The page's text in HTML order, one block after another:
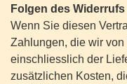
Folgen des Widerrufs
Wenn Sie diesen
Zahlungen, die wir
einschliesslich der
zusätzlichen Kosten,